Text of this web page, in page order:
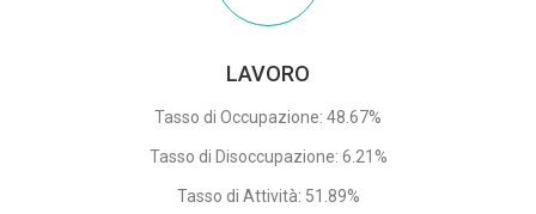
LAVORO
Tasso di Occupazione: 48.67%
Tasso di Disoccupazione: 6.21%
Tasso di Attività: 51.89%